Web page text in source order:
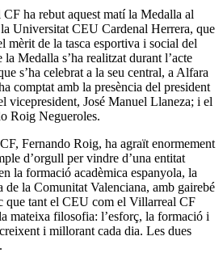
ha rebut aquest matí la Medalla al
Universitat CEU Cardenal Herrera, que
mèrit de la tasca esportiva i social del
Medalla s’ha realitzat durant l’acte
s’ha celebrat a la seu central, a Alfara
comptat amb la presència del president
vicepresident, José Manuel Llaneza; i el
Roig Negueroles.
Fernando Roig, ha agraït enormement
d’orgull per vindre d’una entitat
la formació acadèmica espanyola, la
la Comunitat Valenciana, amb gairebé
que tant el CEU com el Villarreal CF
mateixa filosofia: l’esforç, la formació i
i millorant cada dia. Les dues